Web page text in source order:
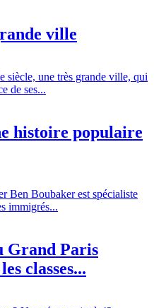
ville
siècle, une très grande ville, qui
de ses...
histoire populaire
Ben Boubaker est spécialiste
immigrés...
Grand Paris
classes...